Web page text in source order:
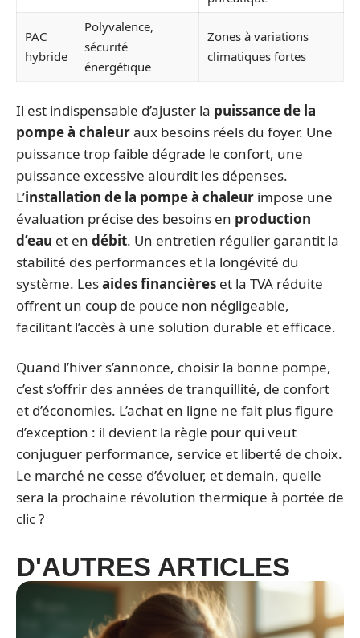
PAC
hybride
Polyvalence,
sécurité
énergétique
Zones à variations
climatiques fortes
Il est indispensable d’ajuster la puissance de la
pompe à chaleuraux besoins réels du foyer. Une
puissance trop faible dégrade le confort, une
puissance excessive alourdit les dépenses.
L’installation de la pompe à chaleur impose une
évaluation précise des besoins en production
d’eau et en débit. Un entretien régulier garantit la
stabilité des performances et la longévité du
système. Lesaides financières et la TVA réduite
offrent un coup de pouce non négligeable,
facilitant l’accès à une solution durable et efficace.
Quand l’hiver s’annonce, choisir la bonne pompe,
c’est s’offrir des années de tranquillité, de confort
et d’économies. L’achat en ligne ne fait plus figure
d’exception : il devient la règle pour qui veut
conjuguer performance, service et liberté de choix.
Le marché ne cesse d’évoluer, et demain, quelle
sera la prochaine révolution thermique à portée de
clic ?
D'AUTRES ARTICLES